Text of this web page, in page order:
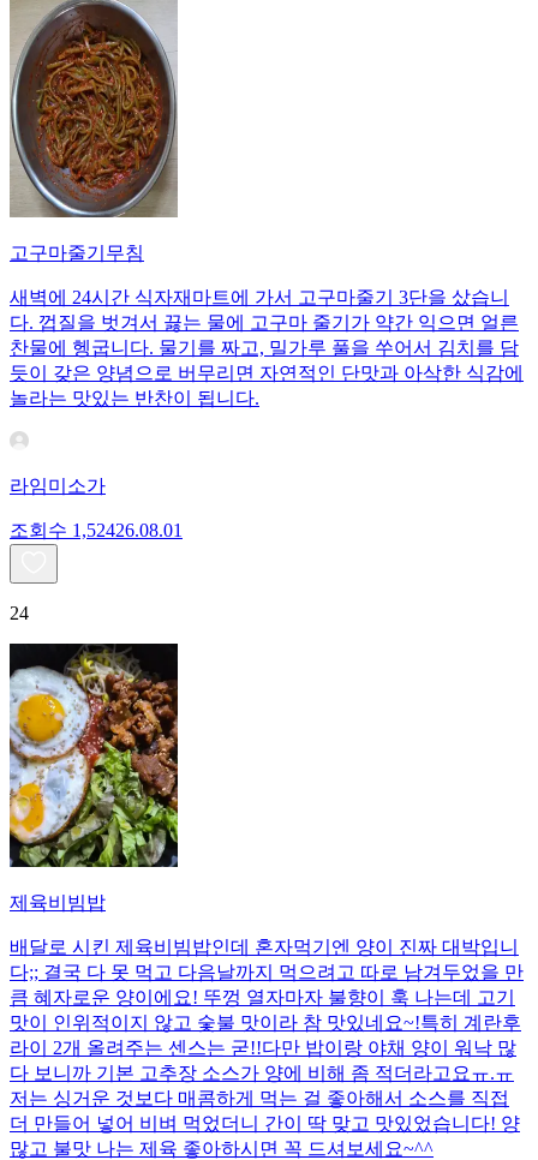
고구마줄기무침
새벽에 24시간 식자재마트에 가서 고구마줄기 3단을 샀습니
다. 껍질을 벗겨서 끓는 물에 고구마 줄기가 약간 익으면 얼른
찬물에 헹굽니다. 물기를 짜고, 밀가루 풀을 쑤어서 김치를 담
듯이 갖은 양념으로 버무리면 자연적인 단맛과 아삭한 식감에
놀라는 맛있는 반찬이 됩니다.
라임미소가
조회수 1,52426.08.01
24
제육비빔밥
배달로 시킨 제육비빔밥인데 혼자먹기엔 양이 진짜 대박입니
다;; 결국 다 못 먹고 다음날까지 먹으려고 따로 남겨두었을 만
큼 혜자로운 양이에요! 뚜껑 열자마자 불향이 훅 나는데 고기
맛이 인위적이지 않고 숯불 맛이라 참 맛있네요~!특히 계란후
라이 2개 올려주는 센스는 굳!! ​다만 밥이랑 야채 양이 워낙 많
다 보니까 기본 고추장 소스가 양에 비해 좀 적더라고요ㅠ.ㅠ
저는 싱거운 것보다 매콤하게 먹는 걸 좋아해서 소스를 직접
더 만들어 넣어 비벼 먹었더니 간이 딱 맞고 맛있었습니다! 양
많고 불맛 나는 제육 좋아하시면 꼭 드셔보세요~^^